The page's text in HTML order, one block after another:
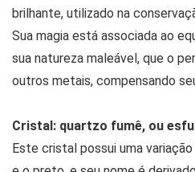
brilhante, utilizado na
Sua magia está associada ao
sua natureza maleável, que o
outros metais, compensando
Cristal: quartzo fumê, ou
Este cristal possui uma